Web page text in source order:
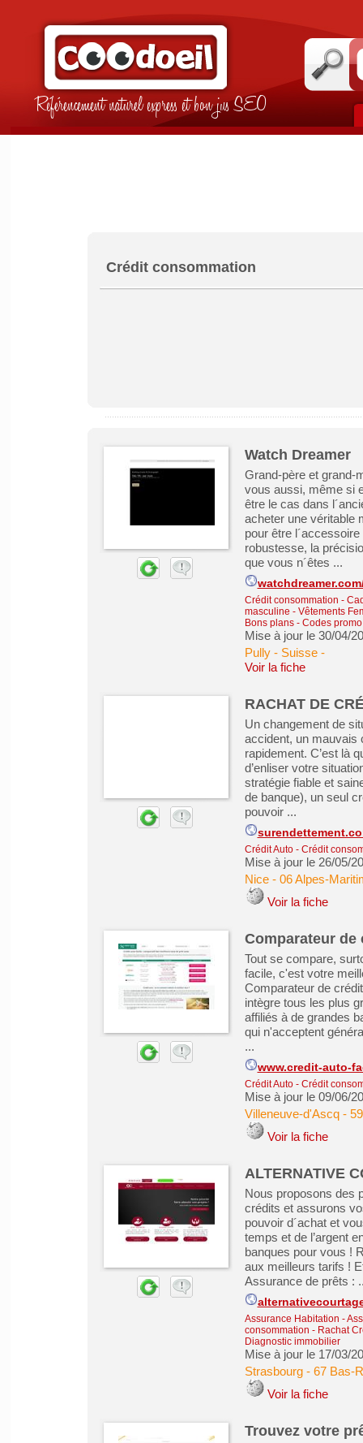
Référencement naturel express et bon jus SEO
Crédit consommation
Watch Dreamer
Grand-père et grand-
vous aussi, même si
être le cas dans
acheter une véritable
pour être
robustesse, la
que vous n´êtes ...
Crédit consommation -
masculine - Vêtements
Bons plans - Codes promo
Mise à jour le 30/04/
Pully - Suisse-
Voir la fiche
RACHAT DE
Un changement de
accident, un mauvais
rapidement. C’est là
d’enliser votre
stratégie fiable et
de banque), un seul
pouvoir ...
Crédit Auto- Crédit
Mise à jour le 26/05/
Nice- 06 Alpes-
Voir la fiche
Comparateur
Tout se compare,
facile, c'est votre
Comparateur de
intègre tous les plus
affiliés à de grandes
qui n'acceptent
...
www.credit-auto-
Crédit Auto- Crédit
Mise à jour le 09/06/
Villeneuve-d'Ascq-
Voir la fiche
ALTERNATIVE
Nous proposons des
crédits et assurons
pouvoir d´achat et
temps et de l’argent
banques pour vous !
aux meilleurs tarifs !
Assurance de prêts :
Assurance Habitation -
consommation - Rachat
Diagnostic immobilier
Mise à jour le 17/03/
Strasbourg- 67 Bas-
Voir la fiche
Trouvez votre